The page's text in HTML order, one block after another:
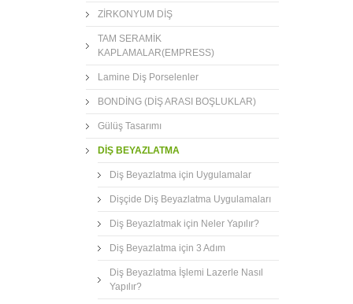
ZİRKONYUM DİŞ
TAM SERAMİK
KAPLAMALAR(EMPRESS)
Lamine Diş Porselenler
BONDİNG (DİŞ ARASI BOŞLUKLAR)
Gülüş Tasarımı
DİŞ BEYAZLATMA
Diş Beyazlatma için Uygulamalar
Dişçide Diş Beyazlatma Uygulamaları
Diş Beyazlatmak için Neler Yapılır?
Diş Beyazlatma için 3 Adım
Diş Beyazlatma İşlemi Lazerle Nasıl
Yapılır?